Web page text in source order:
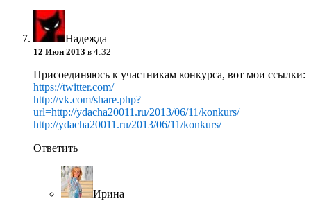
Надежда
12 Июн 2013 в 4:32
Присоединяюсь к участникам конкурса, вот мои ссылки:
https://twitter.com/
http://vk.com/share.php?
url=http://ydacha20011.ru/2013/06/11/konkurs/
http://ydacha20011.ru/2013/06/11/konkurs/
Ответить
Ирина